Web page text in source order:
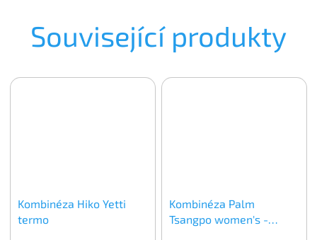
Související produkty
Kombinéza Hiko Yetti
termo
Kombinéza Palm
Tsangpo women's -